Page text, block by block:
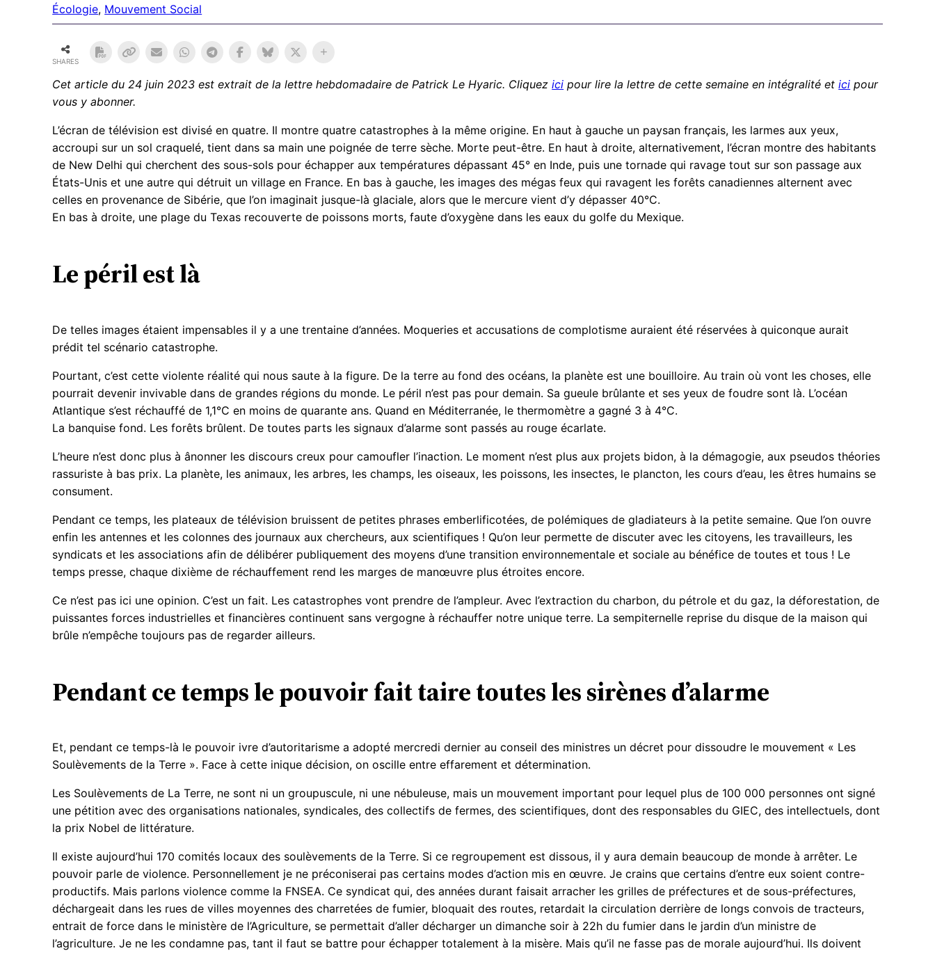
Écologie, Mouvement Social
SHARES
Cet article du 24 juin 2023 est extrait de la lettre hebdomadaire de Patrick Le Hyaric. Cliquezici pour lire la lettre de cette semaine en intégralité etici pour
vous y abonner.
L’écran de télévision est divisé en quatre. Il montre quatre catastrophes à la même origine. En haut à gauche un paysan français, les larmes aux yeux,
accroupi sur un sol craquelé, tient dans sa main une poignée de terre sèche. Morte peut-être. En haut à droite, alternativement, l’écran montre des habitants
de New Delhi qui cherchent des sous-sols pour échapper aux températures dépassant 45° en Inde, puis une tornade qui ravage tout sur son passage aux
États-Unis et une autre qui détruit un village en France. En bas à gauche, les images des mégas feux qui ravagent les forêts canadiennes alternent avec
celles en provenance de Sibérie, que l’on imaginait jusque-là glaciale, alors que le mercure vient d’y dépasser 40°C.
En bas à droite, une plage du Texas recouverte de poissons morts, faute d’oxygène dans les eaux du golfe du Mexique.
Le péril est là
De telles images étaient impensables il y a une trentaine d’années. Moqueries et accusations de complotisme auraient été réservées à quiconque aurait
prédit tel scénario catastrophe.
Pourtant, c’est cette violente réalité qui nous saute à la figure. De la terre au fond des océans, la planète est une bouilloire. Au train où vont les choses, elle
pourrait devenir invivable dans de grandes régions du monde. Le péril n’est pas pour demain. Sa gueule brûlante et ses yeux de foudre sont là. L’océan
Atlantique s’est réchauffé de 1,1°C en moins de quarante ans. Quand en Méditerranée, le thermomètre a gagné 3 à 4°C.
La banquise fond. Les forêts brûlent. De toutes parts les signaux d’alarme sont passés au rouge écarlate.
L’heure n’est donc plus à ânonner les discours creux pour camoufler l’inaction. Le moment n’est plus aux projets bidon, à la démagogie, aux pseudos théories
rassuriste à bas prix. La planète, les animaux, les arbres, les champs, les oiseaux, les poissons, les insectes, le plancton, les cours d’eau, les êtres humains se
consument.
Pendant ce temps, les plateaux de télévision bruissent de petites phrases emberlificotées, de polémiques de gladiateurs à la petite semaine. Que l’on ouvre
enfin les antennes et les colonnes des journaux aux chercheurs, aux scientifiques ! Qu’on leur permette de discuter avec les citoyens, les travailleurs, les
syndicats et les associations afin de délibérer publiquement des moyens d’une transition environnementale et sociale au bénéfice de toutes et tous ! Le
temps presse, chaque dixième de réchauffement rend les marges de manœuvre plus étroites encore.
Ce n’est pas ici une opinion. C’est un fait. Les catastrophes vont prendre de l’ampleur. Avec l’extraction du charbon, du pétrole et du gaz, la déforestation, de
puissantes forces industrielles et financières continuent sans vergogne à réchauffer notre unique terre. La sempiternelle reprise du disque de la maison qui
brûle n’empêche toujours pas de regarder ailleurs.
Pendant ce temps le pouvoir fait taire toutes les sirènes d’alarme
Et, pendant ce temps-là le pouvoir ivre d’autoritarisme a adopté mercredi dernier au conseil des ministres un décret pour dissoudre le mouvement « Les
Soulèvements de la Terre ». Face à cette inique décision, on oscille entre effarement et détermination.
Les Soulèvements de La Terre, ne sont ni un groupuscule, ni une nébuleuse, mais un mouvement important pour lequel plus de 100 000 personnes ont signé
une pétition avec des organisations nationales, syndicales, des collectifs de fermes, des scientifiques, dont des responsables du GIEC, des intellectuels, dont
la prix Nobel de littérature.
Il existe aujourd’hui 170 comités locaux des soulèvements de la Terre. Si ce regroupement est dissous, il y aura demain beaucoup de monde à arrêter. Le
pouvoir parle de violence. Personnellement je ne préconiserai pas certains modes d’action mis en œuvre. Je crains que certains d’entre eux soient contre-
productifs. Mais parlons violence comme la FNSEA. Ce syndicat qui, des années durant faisait arracher les grilles de préfectures et de sous-préfectures,
déchargeait dans les rues de villes moyennes des charretées de fumier, bloquait des routes, retardait la circulation derrière de longs convois de tracteurs,
entrait de force dans le ministère de l’Agriculture, se permettait d’aller décharger un dimanche soir à 22h du fumier dans le jardin d’un ministre de
l’agriculture. Je ne les condamne pas, tant il faut se battre pour échapper totalement à la misère. Mais qu’il ne fasse pas de morale aujourd’hui. Ils doivent